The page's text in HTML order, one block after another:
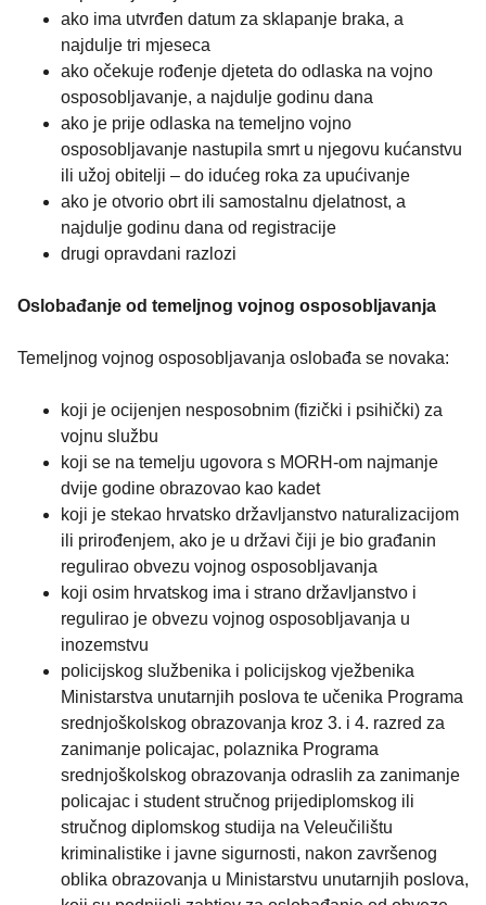
ako ima utvrđen datum za sklapanje braka, a
najdulje tri mjeseca
ako očekuje rođenje djeteta do odlaska na vojno
osposobljavanje, a najdulje godinu dana
ako je prije odlaska na temeljno vojno
osposobljavanje nastupila smrt u njegovu kućanstvu
ili užoj obitelji – do idućeg roka za upućivanje
ako je otvorio obrt ili samostalnu djelatnost, a
najdulje godinu dana od registracije
drugi opravdani razlozi
Oslobađanje od temeljnog vojnog osposobljavanja
Temeljnog vojnog osposobljavanja oslobađa se novaka:
koji je ocijenjen nesposobnim (fizički i psihički) za
vojnu službu
koji se na temelju ugovora s MORH-om najmanje
dvije godine obrazovao kao kadet
koji je stekao hrvatsko državljanstvo naturalizacijom
ili prirođenjem, ako je u državi čiji je bio građanin
regulirao obvezu vojnog osposobljavanja
koji osim hrvatskog ima i strano državljanstvo i
regulirao je obvezu vojnog osposobljavanja u
inozemstvu
policijskog službenika i policijskog vježbenika
Ministarstva unutarnjih poslova te učenika Programa
srednjoškolskog obrazovanja kroz 3. i 4. razred za
zanimanje policajac, polaznika Programa
srednjoškolskog obrazovanja odraslih za zanimanje
policajac i student stručnog prijediplomskog ili
stručnog diplomskog studija na Veleučilištu
kriminalistike i javne sigurnosti, nakon završenog
oblika obrazovanja u Ministarstvu unutarnjih poslova,